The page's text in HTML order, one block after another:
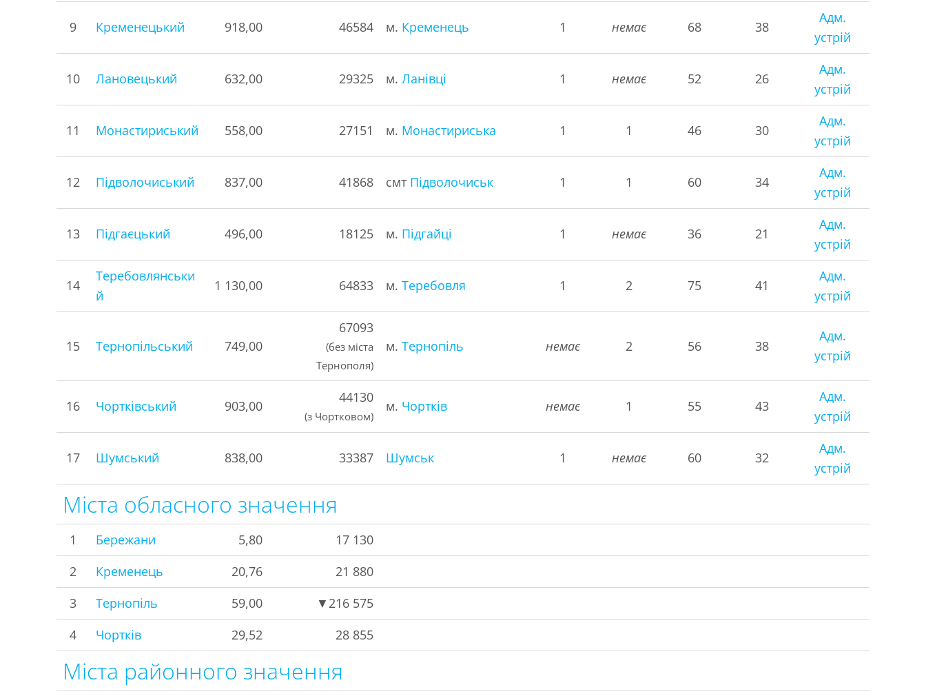
9 Кременецький 918,00 46584 м. Кременець 1 немає 68 38
Адм.
устрій
10 Лановецький 632,00 29325 м. Ланівці 1 немає 52 26
Адм.
устрій
11 Монастириський 558,00 27151 м. Монастириська 1 1 46 30
Адм.
устрій
12 Підволочиський 837,00 41868 смт Підволочиськ 1 1 60 34
Адм.
устрій
13 Підгаєцький 496,00 18125 м. Підгайці 1 немає 36 21
Адм.
устрій
14
Теребовлянськи
й
1 130,00 64833 м. Теребовля 1 2 75 41
Адм.
устрій
15 Тернопільський 749,00
67093
(без міста
Тернополя)
м. Тернопіль немає 2 56 38
Адм.
устрій
16 Чортківський 903,00
44130
(з Чортковом)
м. Чортків немає 1 55 43
Адм.
устрій
17 Шумський 838,00 33387 Шумськ 1 немає 60 32
Адм.
устрій
Міста обласного значення
1 Бережани 5,80
17 130
2
Кременець 20,76
21 880
3
Тернопіль 59,00 ▼ 216 575
4
Чортків 29,52 28 855
Міста районного значення